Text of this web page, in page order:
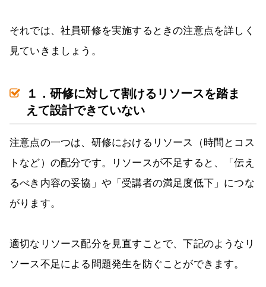
それでは、社員研修を実施するときの注意点を詳しく
見ていきましょう。
１．研修に対して割けるリソースを踏ま
えて設計できていない
注意点の一つは、研修におけるリソース（時間とコス
トなど）の配分です。リソースが不足すると、「伝え
るべき内容の妥協」や「受講者の満足度低下」につな
がります。
適切なリソース配分を見直すことで、下記のようなリ
ソース不足による問題発生を防ぐことができます。